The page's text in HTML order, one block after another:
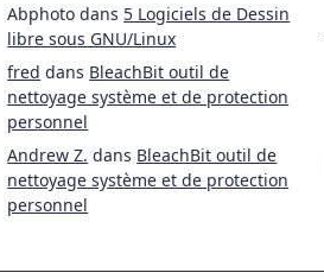
Abphoto dans 5 Logiciels de Dessin
libre sous GNU/Linux
fred dans BleachBit outil de
nettoyage système et de protection
personnel
Andrew Z. dans BleachBit outil de
nettoyage système et de protection
personnel